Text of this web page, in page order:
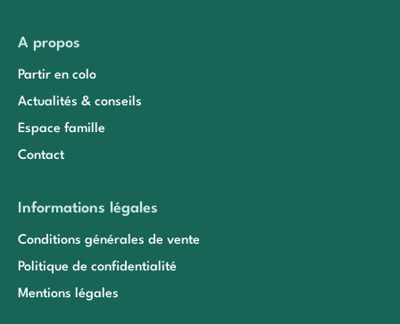
A propos
Partir en colo
Actualités & conseils
Espace famille
Contact
Informations légales
Conditions générales de vente
Politique de confidentialité
Mentions légales